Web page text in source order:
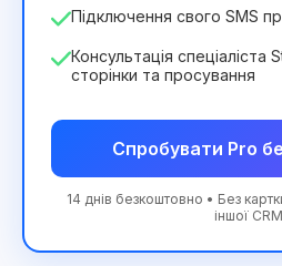
Підключення свого SMS
Консультація
сторінки та просування
Спробувати Pro
14 днів безкоштовно • Без
іншої CRM